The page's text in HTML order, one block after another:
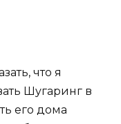
что я
Шугаринг в
его дома